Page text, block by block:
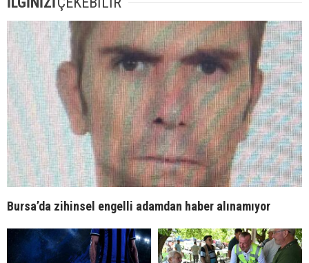
Bursa’da zihinsel engelli adamdan haber alınamıyor